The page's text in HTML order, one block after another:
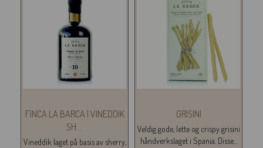
FINCA LA BARCA | VINEDDIK
SH...
Vineddik laget på basis av sherry,
GRISINI
Veldig gode, lette og crispy grisini
håndverkslaget i Spania. Disse...